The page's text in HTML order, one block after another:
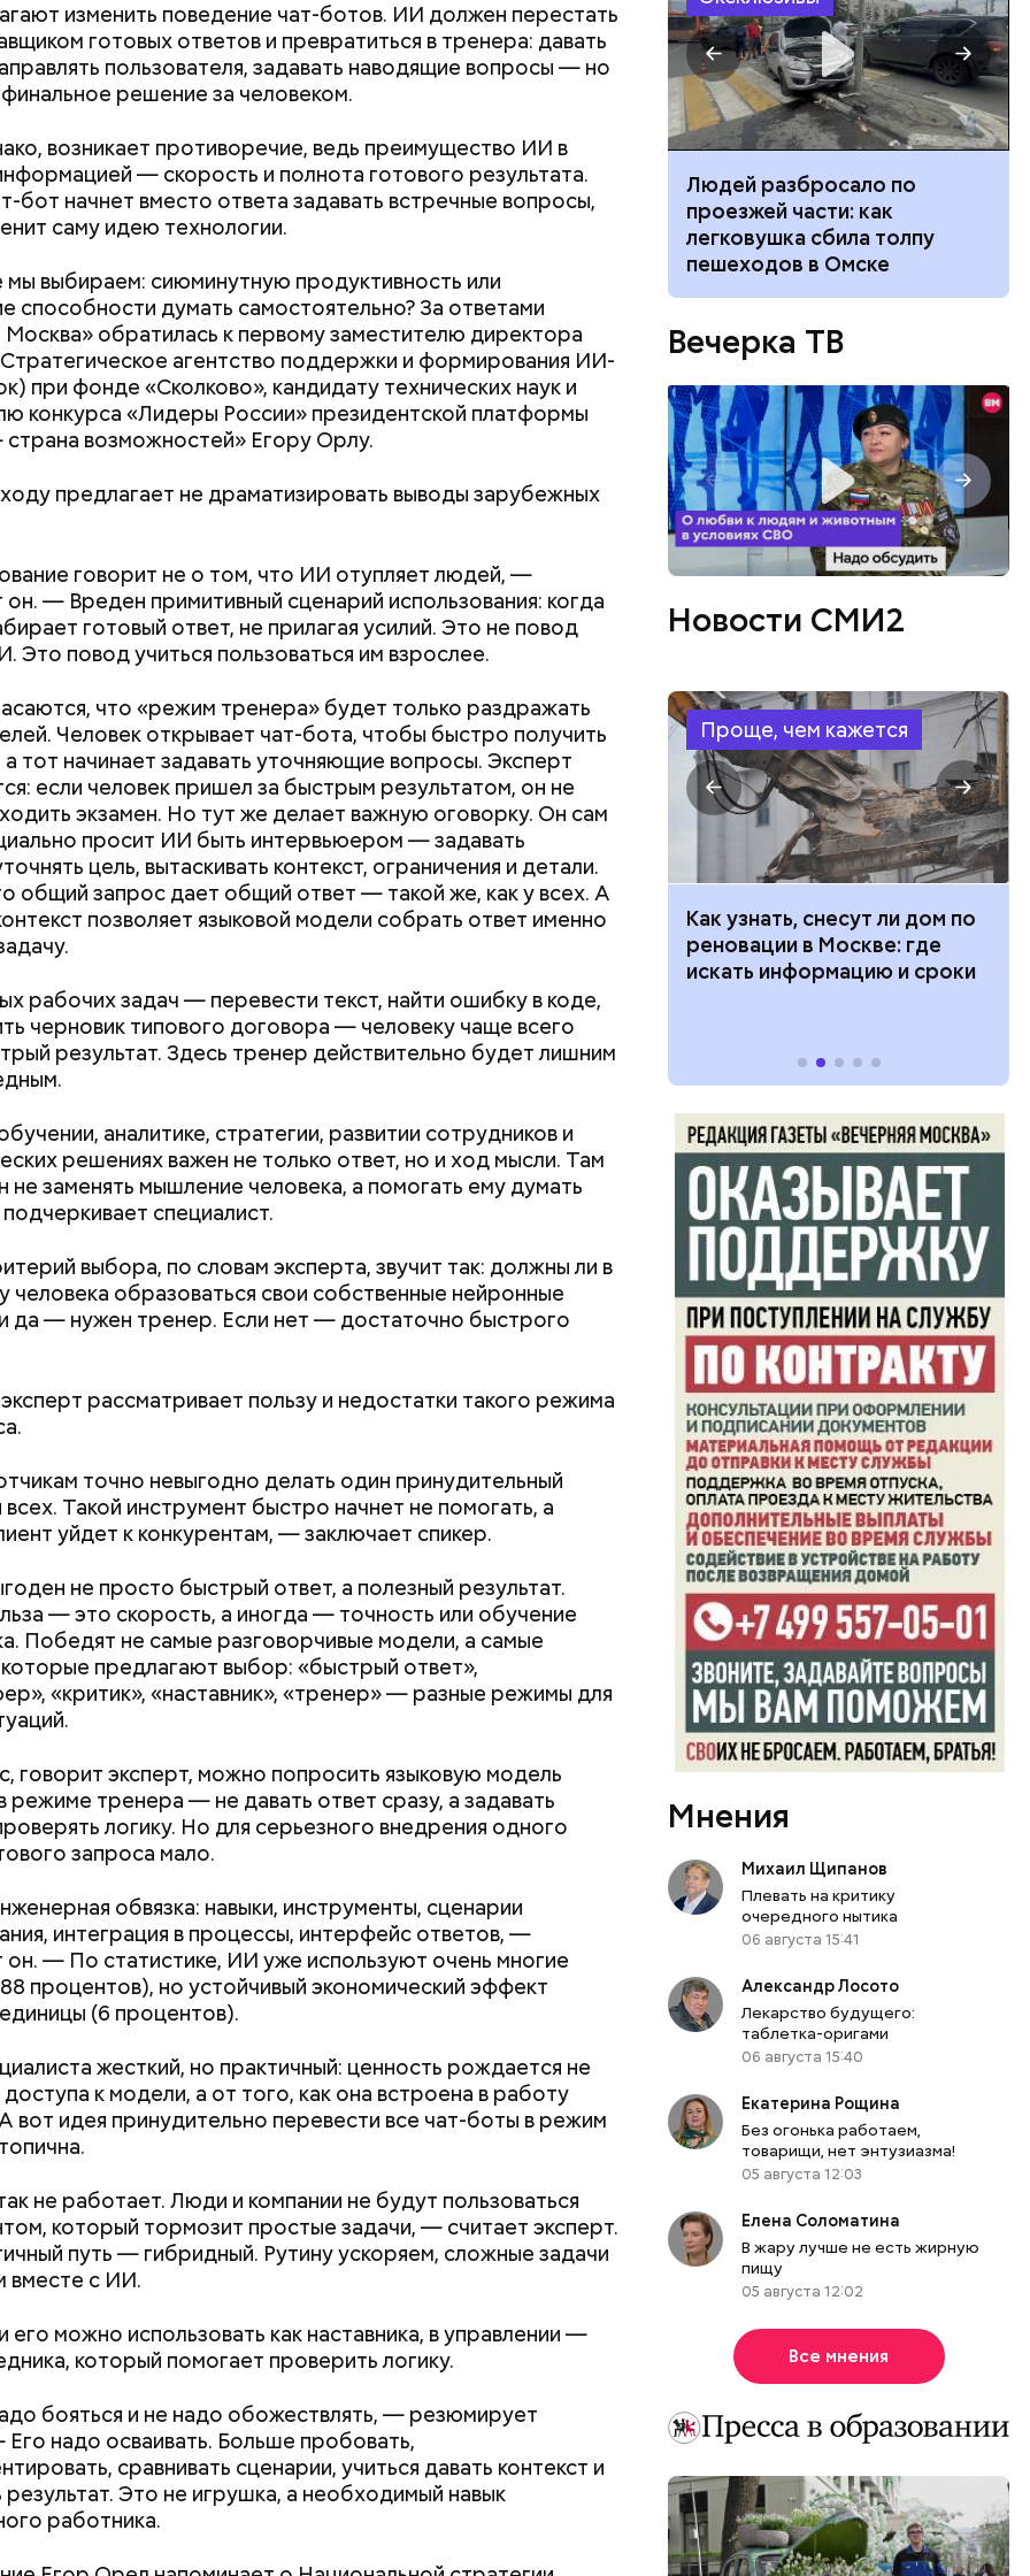
изменить поведение чат-ботов. ИИ должен перестать
готовых ответов и превратиться в тренера: давать
пользователя, задавать наводящие вопросы — но
финальное решение за человеком.
возникает противоречие, ведь преимущество ИИ в
— скорость и полнота готового результата.
бот начнет вместо ответа задавать встречные вопросы,
саму идею технологии.
мы выбираем: сиюминутную продуктивность или
способности думать самостоятельно? За ответами
Москва» обратилась к первому заместителю директора
агентство поддержки и формирования ИИ-
при фонде «Сколково», кандидату технических наук и
конкурса «Лидеры России» президентской платформы
возможностей» Егору Орлу.
предлагает не драматизировать выводы зарубежных
говорит не о том, что ИИ отупляет людей, —
он. — Вреден примитивный сценарий использования: когда
готовый ответ, не прилагая усилий. Это не повод
Это повод учиться пользоваться им взрослее.
что «режим тренера» будет только раздражать
Человек открывает чат-бота, чтобы быстро получить
а тот начинает задавать уточняющие вопросы. Эксперт
если человек пришел за быстрым результатом, он не
экзамен. Но тут же делает важную оговорку. Он сам
просит ИИ быть интервьюером — задавать
цель, вытаскивать контекст, ограничения и детали.
общий запрос дает общий ответ — такой же, как у всех. А
позволяет языковой модели собрать ответ именно
рабочих задач — перевести текст, найти ошибку в коде,
черновик типового договора — человеку чаще всего
результат. Здесь тренер действительно будет лишним
аналитике, стратегии, развитии сотрудников и
решениях важен не только ответ, но и ход мысли. Там
заменять мышление человека, а помогать ему думать
специалист.
выбора, по словам эксперта, звучит так: должны ли в
человека образоваться свои собственные нейронные
да — нужен тренер. Если нет — достаточно быстрого
рассматривает пользу и недостатки такого режима
точно невыгодно делать один принудительный
Такой инструмент быстро начнет не помогать, а
уйдет к конкурентам, — заключает спикер.
не просто быстрый ответ, а полезный результат.
— это скорость, а иногда — точность или обучение
Победят не самые разговорчивые модели, а самые
предлагают выбор: «быстрый ответ»,
«критик», «наставник», «тренер» — разные режимы для
говорит эксперт, можно попросить языковую модель
режиме тренера — не давать ответ сразу, а задавать
логику. Но для серьезного внедрения одного
запроса мало.
обвязка: навыки, инструменты, сценарии
интеграция в процессы, интерфейс ответов, —
он. — По статистике, ИИ уже используют очень многие
процентов), но устойчивый экономический эффект
(6 процентов).
жесткий, но практичный: ценность рождается не
к модели, а от того, как она встроена в работу
вот идея принудительно перевести все чат-боты в режим
не работает. Люди и компании не будут пользоваться
который тормозит простые задачи, — считает эксперт.
путь — гибридный. Рутину ускоряем, сложные задачи
вместе с ИИ.
его можно использовать как наставника, в управлении —
который помогает проверить логику.
бояться и не надо обожествлять, — резюмирует
Его надо осваивать. Больше пробовать,
сравнивать сценарии, учиться давать контекст и
результат. Это не игрушка, а необходимый навык
работника.
порезанные кубиками, нужно легко обжарить на
К ним добавляются зелень петрушки, чеснок, соль и
масло. Получается очень вкусно, — поделился рецептом
из кабачков
масло;
черри либо грунтовые.
предупредила: не для всех дыня может быть
первую очередь ее стоит есть с осторожностью людям:
диабетом;
много сахара, который представлен фруктозой.
— это хорошо, потому что дает энергию. Но важно
сладкими дынями не нужно сильно увлекаться, так же как и
доктор.
Терапевт Кондрахин назвал
продукты и напитки,
по словам врача, лучше не есть:
Чистит сосуды и защищает
от рака: чем полезен кресс-
Хотела спасти малыша: как
мать и сын погибли при
падении из окна в Раменском
Вода за 10 тысяч: поможет ли
японский напиток сбросить
Людей разбросало по
проезжей части: как
легковушка сбила толпу
пешеходов в Омске
Вечерка ТВ
Новости СМИ2
Проще, чем кажется
Как поменять батареи дома и
не получить штраф
Как получить до 100 тысяч
претендовать и какие нужны
документы
Как узнать, снесут ли дом по
реновации в Москве: где
искать информацию и сроки
Мнения
Михаил Щипанов
Плевать на критику
очередного нытика
06 августа 15:41
Александр Лосото
Лекарство будущего:
таблетка-оригами
06 августа 15:40
Екатерина Рощина
Без огонька работаем,
товарищи, нет энтузиазма!
05 августа 12:03
Елена Соломатина
В жару лучше не есть жирную
пищу
05 августа 12:02
Все мнения